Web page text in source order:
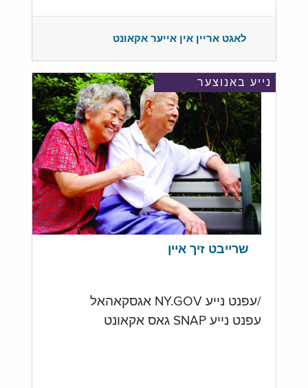
לאגט אריין אין אייער אקאונט
נייע באנוצער
שרייבט זיך איין
/עפנט נייע NY.GOV אגסקאהאל
עפנט נייע SNAP גאס אקאונט